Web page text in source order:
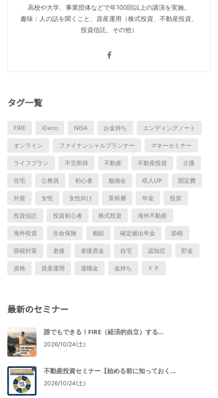
高校や大学、事業団体などで年100回以上の講演を実施。
趣味：人の話を聞くこと、資産運用（株式投資、不動産投資、
投資信託、その他）
タグ一覧
FIRE iDeco NISA お金持ち エンディングノート
オンライン ファイナンシャルプランナー マネーセミナー
ライフプラン 不労所得 不動産 不動産投資 介護
住宅 公務員 初心者 勉強会 収入UP 固定費
外貨 女性 女性向け 富裕層 年金 投資
投資信託 投資初心者 株式投資 海外不動産
海外投資 生命保険 相続 確定拠出年金 節税
節税対策 老後 老後資金 自宅 認知症 貯金
資格 資産運用 退職金 金持ち ＦＰ
最新のセミナー
誰でもできる！FIRE（経済的自立）する…
2026/10/24(土)
不動産投資セミナー【始める前に知っておく…
2026/10/24(土)